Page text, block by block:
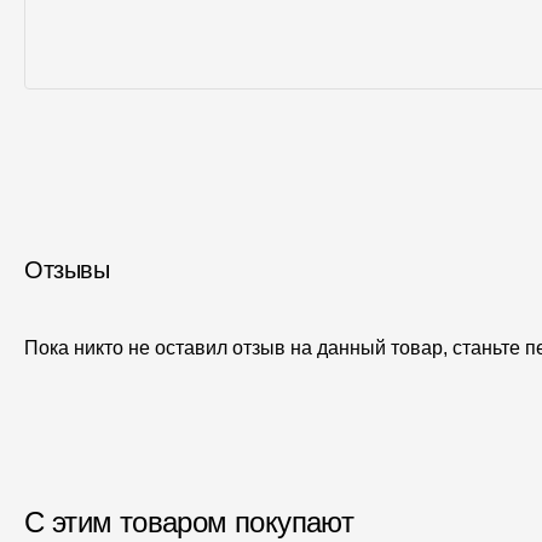
Отзывы
Пока никто не оставил отзыв на данный товар, станьте
С этим товаром покупают